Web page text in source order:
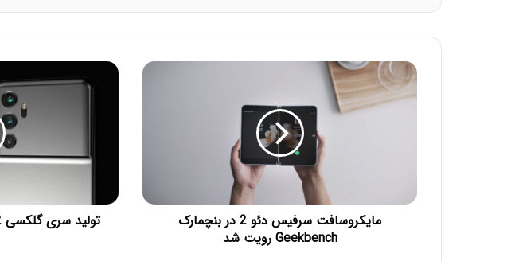
مایکروسافت سرفیس دئو 2 در بنچمارک
Geekbench رویت شد
تولید سری گلکسی S22 در آذر ماه آغاز می‌شود